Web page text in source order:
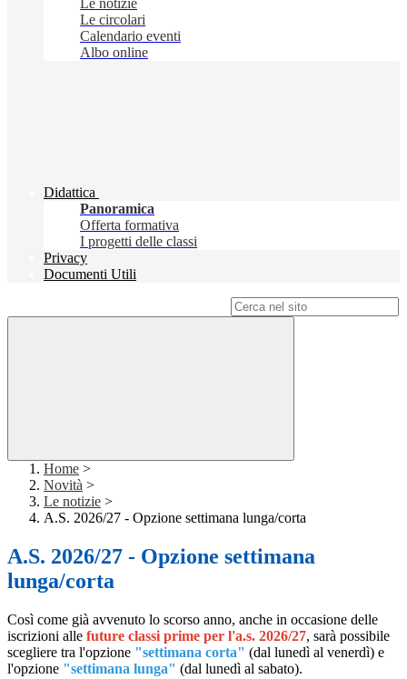
Le notizie
Le circolari
Calendario eventi
Albo online
Didattica
Panoramica
Offerta formativa
I progetti delle classi
Privacy
Documenti Utili
Home >
Novità >
Le notizie >
A.S. 2026/27 - Opzione settimana lunga/corta
A.S. 2026/27 - Opzione settimana
lunga/corta
Così come già avvenuto lo scorso anno, anche in occasione delle
iscrizioni alle future classi prime per l'a.s. 2026/27, sarà possibile
scegliere tra l'opzione "settimana corta" (dal lunedì al venerdì) e
l'opzione "settimana lunga" (dal lunedì al sabato).